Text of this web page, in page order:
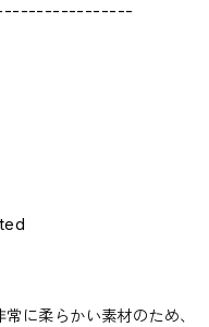
に柔らかい素材のため、